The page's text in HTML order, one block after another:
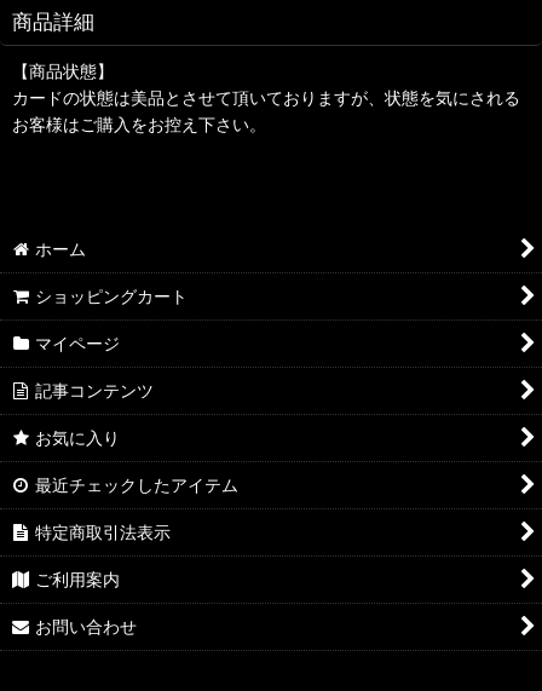
商品詳細
【商品状態】
カードの状態は美品とさせて頂いておりますが、状態を気にされる
お客様はご購入をお控え下さい。
ホーム
ショッピングカート
マイページ
記事コンテンツ
お気に入り
最近チェックしたアイテム
特定商取引法表示
ご利用案内
お問い合わせ